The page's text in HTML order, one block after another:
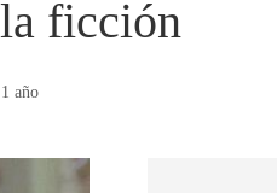
ficción
año